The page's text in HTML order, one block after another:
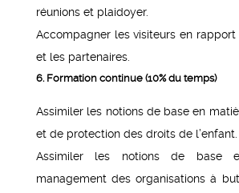
réunions et plaidoyer.
Accompagner les visiteurs en
et les partenaires.
6. Formation continue (10% du temps)
Assimiler les notions de base en
et de protection des droits de l’enfant.
Assimiler les notions de base
management des organisations à